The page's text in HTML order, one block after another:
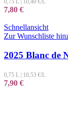
0,75 L 10,40 €/L
7,80 €
Schnellansicht
Zur Wunschliste
2025 Blanc de
0,75 L | 10,53 €/L
7,90 €